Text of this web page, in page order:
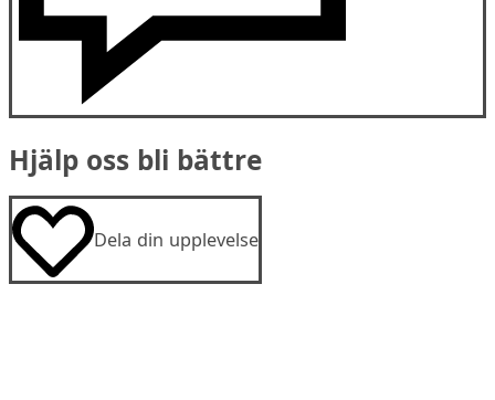
Hjälp oss bli bättre
Dela din upplevelse